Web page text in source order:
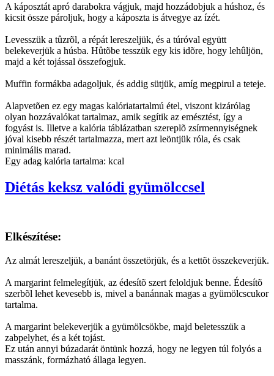
A káposztát apró darabokra vágjuk, majd hozzádobjuk a húshoz, és
kicsit össze pároljuk, hogy a káposzta is átvegye az ízét.
Levesszük a tûzrõl, a répát lereszeljük, és a túróval együtt
belekeverjük a húsba. Hûtõbe tesszük egy kis idõre, hogy lehûljön,
majd a két tojással összefogjuk.
Muffin formákba adagoljuk, és addig sütjük, amíg megpirul a teteje.
Alapvetõen ez egy magas kalóriatartalmú étel, viszont kizárólag
olyan hozzávalókat tartalmaz, amik segítik az emésztést, így a
fogyást is. Illetve a kalória táblázatban szereplõ zsírmennyiségnek
jóval kisebb részét tartalmazza, mert azt leöntjük róla, és csak
minimális marad.
Egy adag kalória tartalma: kcal
Diétás keksz valódi gyümölccsel
Elkészítése:
Az almát lereszeljük, a banánt összetörjük, és a kettõt összekeverjük.
A margarint felmelegítjük, az édesítõ szert feloldjuk benne. Édesítõ
szerbõl lehet kevesebb is, mivel a banánnak magas a gyümölcscukor
tartalma.
A margarint belekeverjük a gyümölcsökbe, majd beletesszük a
zabpelyhet, és a két tojást.
Ez után annyi búzadarát öntünk hozzá, hogy ne legyen túl folyós a
masszánk, formázható állaga legyen.